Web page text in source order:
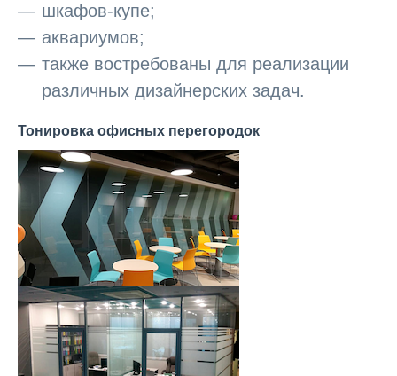
шкафов-купе;
аквариумов;
также востребованы для реализации
различных дизайнерских задач.
Тонировка офисных перегородок